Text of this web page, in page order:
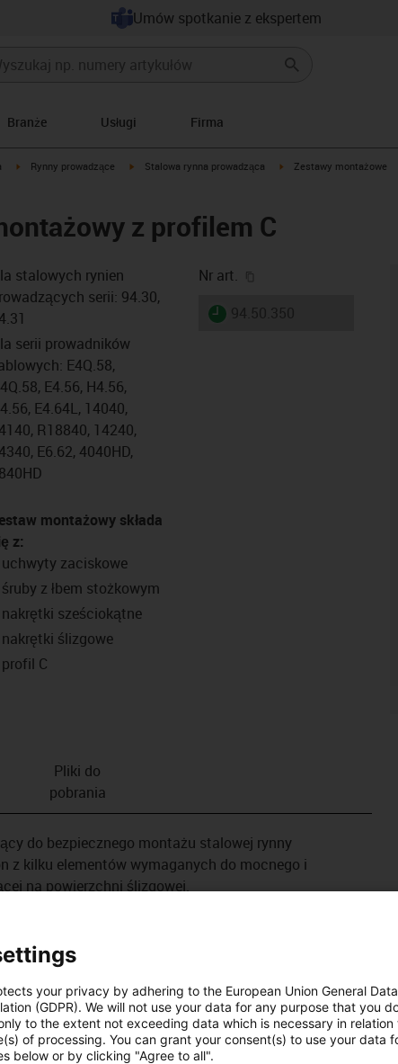
Umów spotkanie z ekspertem
Branże Usługi Firma
rightigus-icon-arrow-right
Rynny prowadzące igus-icon-arrow-right
Stalowa rynna prowadząca igus-icon-arrow-right
Zestawy montażowe
z profilem C
icon-lupe
stalowych rynien
serii: 94.30,
serii prowadników
E4Q.58,
E4.56, H4.56,
E4.64L, 14040,
R18840, 14240,
E6.62, 4040HD,
montażowy składa
z:
zaciskowe
z łbem stożkowym
sześciokątne
ślizgowe
C
Nr art.
igus-icon-lieferzeit
Pliki do
pobrania
do bezpiecznego montażu stalowej rynny
z kilku elementów wymaganych do mocnego i
na powierzchni ślizgowej.
your privacy by adhering to the European Union General Data
(GDPR). We will not use your data for any purpose that you
to the extent not exceeding data which is necessary in relation
of processing. You can grant your consent(s) to use your data
below or by clicking "Agree to all".